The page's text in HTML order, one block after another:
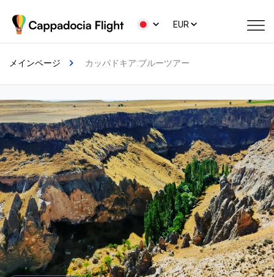
EUR
メインページ カッパドキア:ブルーツアー